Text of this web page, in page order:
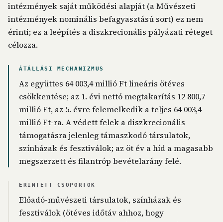
intézmények saját működési alapját (a Művészeti
intézmények nominális befagyasztású sort) ez nem
érinti; ez a leépítés a diszkrecionális pályázati réteget
célozza.
ÁTÁLLÁSI MECHANIZMUS
Az együttes 64 003,4 millió Ft lineáris ötéves
csökkentése; az 1. évi nettó megtakarítás 12 800,7
millió Ft, az 5. évre felemelkedik a teljes 64 003,4
millió Ft-ra. A védett felek a diszkrecionális
támogatásra jelenleg támaszkodó társulatok,
színházak és fesztiválok; az öt év a híd a magasabb
megszerzett és filantróp bevételarány felé.
ÉRINTETT CSOPORTOK
Előadó-művészeti társulatok, színházak és
fesztiválok (ötéves időtáv ahhoz, hogy